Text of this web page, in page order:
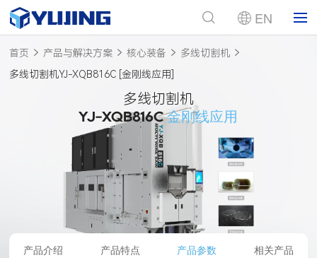
EN
首页 产品与解决方案 核心装备
多线切割机
多线切割机YJ-XQB816C [金刚线应用]
多线切割机
YJ-XQB816C金刚线应用
产品介绍 产品特点 产品参数 相关产品